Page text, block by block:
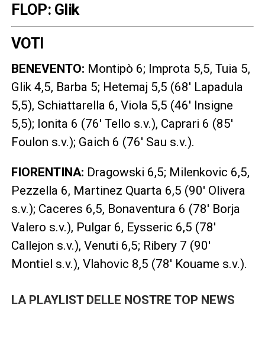
FLOP: Glik
VOTI
BENEVENTO: Montipò 6; Improta 5,5, Tuia 5,
Glik 4,5, Barba 5; Hetemaj 5,5 (68′ Lapadula
5,5), Schiattarella 6, Viola 5,5 (46′ Insigne
5,5); Ionita 6 (76′ Tello s.v.), Caprari 6 (85′
Foulon s.v.); Gaich 6 (76′ Sau s.v.).
FIORENTINA: Dragowski 6,5; Milenkovic 6,5,
Pezzella 6, Martinez Quarta 6,5 (90′ Olivera
s.v.); Caceres 6,5, Bonaventura 6 (78′ Borja
Valero s.v.), Pulgar 6, Eysseric 6,5 (78′
Callejon s.v.), Venuti 6,5; Ribery 7 (90′
Montiel s.v.), Vlahovic 8,5 (78′ Kouame s.v.).
LA PLAYLIST DELLE NOSTRE TOP NEWS